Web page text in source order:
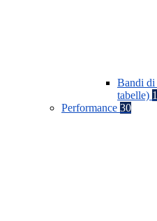
Bandi di
tabelle) 1
Performance 30